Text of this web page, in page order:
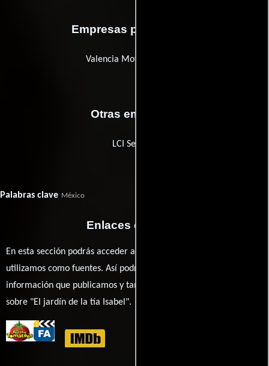
Empresas productoras
Valencia Motion Pictures
Otras empresas
LCI Seguros
Palabras clave México
Enlaces externos
En esta sección podrás acceder a los recursos externos que
utilizamos como fuentes. Así podrás chequear toda la
información que publicamos y también ampliar tu conocimiento
sobre "El jardín de la tía Isabel".